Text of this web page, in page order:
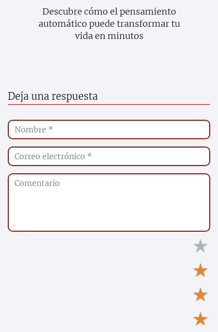
Descubre cómo el pensamiento
automático puede transformar tu
vida en minutos
Deja una respuesta
★
★
★
★